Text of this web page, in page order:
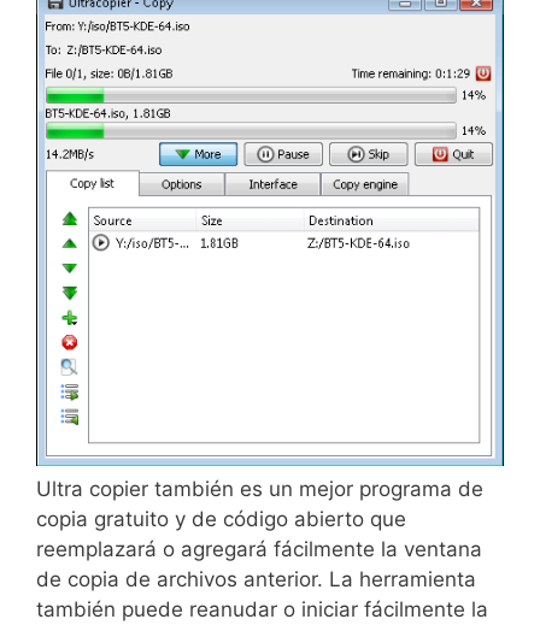
Ultra copier también es un mejor programa de
copia gratuito y de código abierto que
reemplazará o agregará fácilmente la ventana
de copia de archivos anterior. La herramienta
también puede reanudar o iniciar fácilmente la